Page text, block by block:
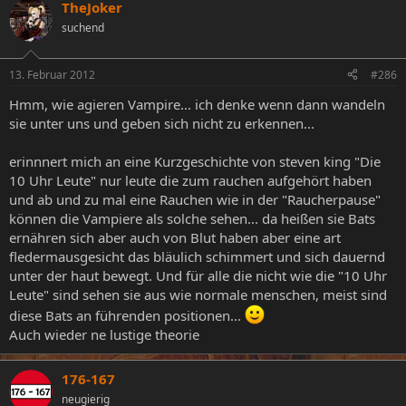
TheJoker
suchend
13. Februar 2012 #286
Hmm, wie agieren Vampire... ich denke wenn dann wandeln
sie unter uns und geben sich nicht zu erkennen...
erinnnert mich an eine Kurzgeschichte von steven king "Die
10 Uhr Leute" nur leute die zum rauchen aufgehört haben
und ab und zu mal eine Rauchen wie in der "Raucherpause"
können die Vampiere als solche sehen... da heißen sie Bats
ernähren sich aber auch von Blut haben aber eine art
fledermausgesicht das bläulich schimmert und sich dauernd
unter der haut bewegt. Und für alle die nicht wie die "10 Uhr
Leute" sind sehen sie aus wie normale menschen, meist sind
diese Bats an führenden positionen...
Auch wieder ne lustige theorie
176-167
neugierig